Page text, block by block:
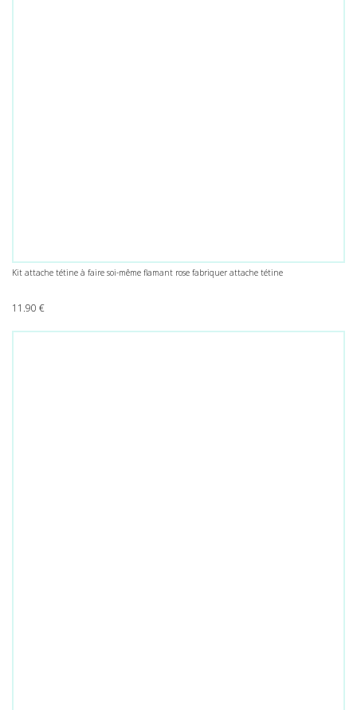
Kit attache tétine à faire soi-même flamant rose fabriquer attache tétine
11.90 €